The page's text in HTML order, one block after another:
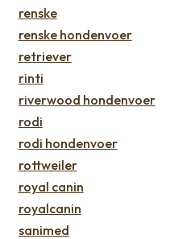
renske
renske hondenvoer
retriever
rinti
riverwood hondenvoer
rodi
rodi hondenvoer
rottweiler
royal canin
royalcanin
sanimed